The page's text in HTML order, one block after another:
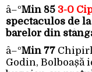
â–ºMin 85 3-0
spectaculos de
barelor din
â–ºMin 77
Godin, Bolboașă